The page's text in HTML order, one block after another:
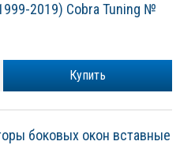
2019) Cobra Tuning №
Купить
боковых окон вставные